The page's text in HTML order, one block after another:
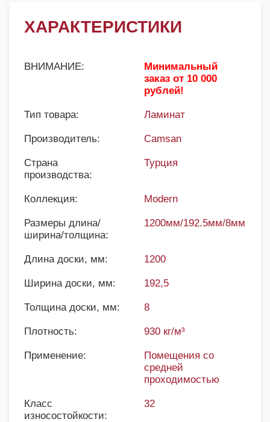
ХАРАКТЕРИСТИКИ
ВНИМАНИЕ:
Минимальный
заказ от 10 000
рублей!
Тип товара: Ламинат
Производитель: Camsan
Страна
производства:
Турция
Коллекция: Modern
Размеры длина/
ширина/толщина:
1200мм/192.5мм/8мм
Длина доски, мм: 1200
Ширина доски, мм: 192,5
Толщина доски, мм: 8
Плотность: 930 кг/м³
Применение:
Помещения со
средней
проходимостью
Класс
износостойкости:
32